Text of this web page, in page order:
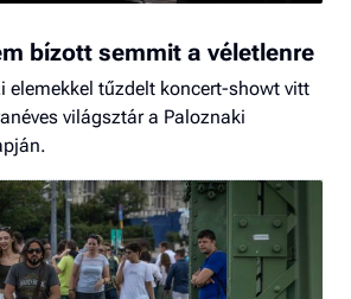
bízott semmit a véletlenre
elemekkel tűzdelt koncert-showt vitt
világsztár a Paloznaki